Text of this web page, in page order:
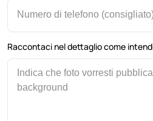
Raccontaci nel dettaglio come